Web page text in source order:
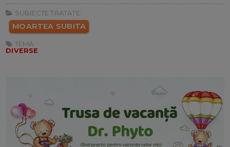
SUBIECTE TRATATE:
MOARTEA SUBITA
TEMA:
DIVERSE